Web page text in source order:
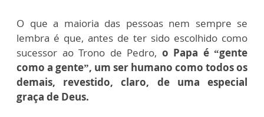
O que a maioria das pessoas nem sempre se
lembra é que, antes de ter sido escolhido como
sucessor ao Trono de Pedro, o Papa é “gente
como a gente”, um ser humano como todos os
demais, revestido, claro, de uma especial
graça de Deus.